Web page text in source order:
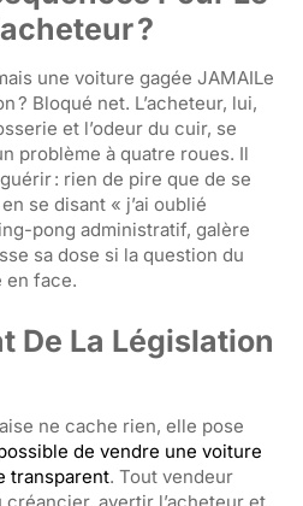
?
une voiture gagée JAMAILe
? Bloqué net. L’acheteur, lui,
et l’odeur du cuir, se
problème à quatre roues. Il
: rien de pire que de se
se disant « j’ai oublié
pong administratif, galère
sa dose si la question du
en face.
De La Législation
ne cache rien, elle pose
de vendre une voiture
transparent. Tout vendeur